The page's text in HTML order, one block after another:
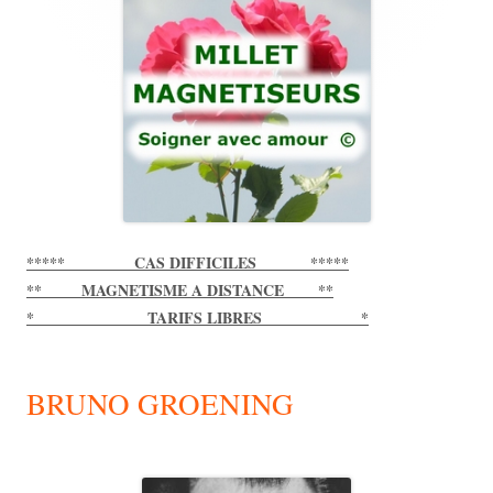
***** CAS DIFFICILES *****
** MAGNETISME A DISTANCE **
* TARIFS LIBRES *
BRUNO GROENING